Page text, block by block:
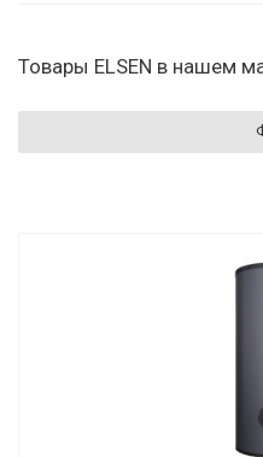
Товары ELSEN в нашем